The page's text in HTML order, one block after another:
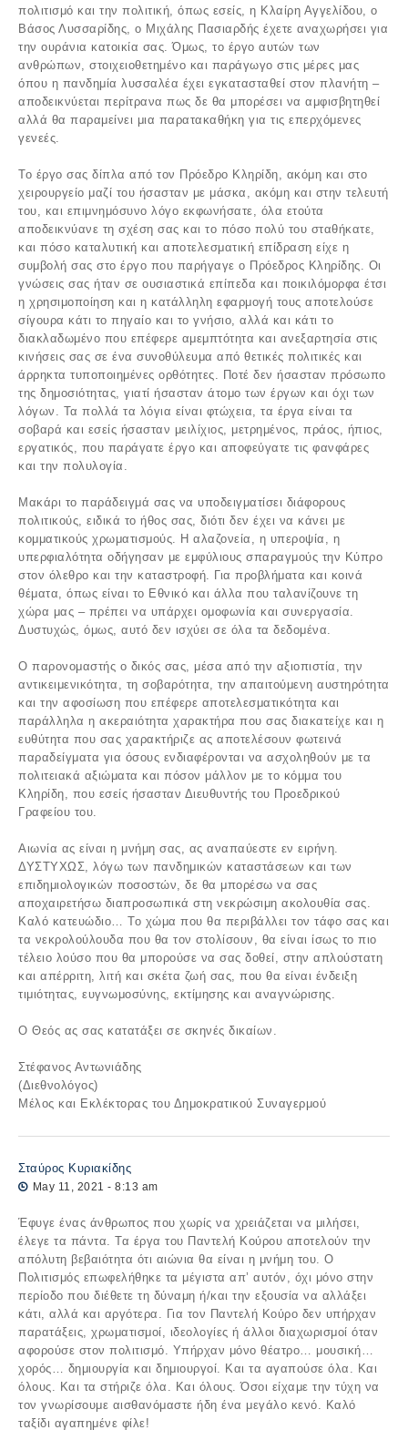
πολιτισμό και την πολιτική, όπως εσείς, η Κλαίρη Αγγελίδου, ο
Βάσος Λυσσαρίδης, ο Μιχάλης Πασιαρδής έχετε αναχωρήσει για
την ουράνια κατοικία σας. Όμως, το έργο αυτών των
ανθρώπων, στοιχειοθετημένο και παράγωγο στις μέρες μας
όπου η πανδημία λυσσαλέα έχει εγκατασταθεί στον πλανήτη –
αποδεικνύεται περίτρανα πως δε θα μπορέσει να αμφισβητηθεί
αλλά θα παραμείνει μια παρατακαθήκη για τις επερχόμενες
γενεές.
Το έργο σας δίπλα από τον Πρόεδρο Κληρίδη, ακόμη και στο
χειρουργείο μαζί του ήσασταν με μάσκα, ακόμη και στην τελευτή
του, και επιμνημόσυνο λόγο εκφωνήσατε, όλα ετούτα
αποδεικνύανε τη σχέση σας και το πόσο πολύ του σταθήκατε,
και πόσο καταλυτική και αποτελεσματική επίδραση είχε η
συμβολή σας στο έργο που παρήγαγε ο Πρόεδρος Κληρίδης. Οι
γνώσεις σας ήταν σε ουσιαστικά επίπεδα και ποικιλόμορφα έτσι
η χρησιμοποίηση και η κατάλληλη εφαρμογή τους αποτελούσε
σίγουρα κάτι το πηγαίο και το γνήσιο, αλλά και κάτι το
διακλαδωμένο που επέφερε αμεμπτότητα και ανεξαρτησία στις
κινήσεις σας σε ένα συνοθύλευμα από θετικές πολιτικές και
άρρηκτα τυποποιημένες ορθότητες. Ποτέ δεν ήσασταν πρόσωπο
της δημοσιότητας, γιατί ήσασταν άτομο των έργων και όχι των
λόγων. Τα πολλά τα λόγια είναι φτώχεια, τα έργα είναι τα
σοβαρά και εσείς ήσασταν μειλίχιος, μετρημένος, πράος, ήπιος,
εργατικός, που παράγατε έργο και αποφεύγατε τις φανφάρες
και την πολυλογία.
Μακάρι το παράδειγμά σας να υποδειγματίσει διάφορους
πολιτικούς, ειδικά το ήθος σας, διότι δεν έχει να κάνει με
κομματικούς χρωματισμούς. Η αλαζονεία, η υπεροψία, η
υπερφιαλότητα οδήγησαν με εμφύλιους σπαραγμούς την Κύπρο
στον όλεθρο και την καταστροφή. Για προβλήματα και κοινά
θέματα, όπως είναι το Εθνικό και άλλα που ταλανίζουνε τη
χώρα μας – πρέπει να υπάρχει ομοφωνία και συνεργασία.
Δυστυχώς, όμως, αυτό δεν ισχύει σε όλα τα δεδομένα.
Ο παρονομαστής ο δικός σας, μέσα από την αξιοπιστία, την
αντικειμενικότητα, τη σοβαρότητα, την απαιτούμενη αυστηρότητα
και την αφοσίωση που επέφερε αποτελεσματικότητα και
παράλληλα η ακεραιότητα χαρακτήρα που σας διακατείχε και η
ευθύτητα που σας χαρακτήριζε ας αποτελέσουν φωτεινά
παραδείγματα για όσους ενδιαφέρονται να ασχοληθούν με τα
πολιτειακά αξιώματα και πόσον μάλλον με το κόμμα του
Κληρίδη, που εσείς ήσασταν Διευθυντής του Προεδρικού
Γραφείου του.
Αιωνία ας είναι η μνήμη σας, ας αναπαύεστε εν ειρήνη.
ΔΥΣΤΥΧΩΣ, λόγω των πανδημικών καταστάσεων και των
επιδημιολογικών ποσοστών, δε θα μπορέσω να σας
αποχαιρετήσω διαπροσωπικά στη νεκρώσιμη ακολουθία σας.
Καλό κατευώδιο… Το χώμα που θα περιβάλλει τον τάφο σας και
τα νεκρολούλουδα που θα τον στολίσουν, θα είναι ίσως το πιο
τέλειο λούσο που θα μπορούσε να σας δοθεί, στην απλούστατη
και απέρριτη, λιτή και σκέτα ζωή σας, που θα είναι ένδειξη
τιμιότητας, ευγνωμοσύνης, εκτίμησης και αναγνώρισης.
Ο Θεός ας σας κατατάξει σε σκηνές δικαίων.
Στέφανος Αντωνιάδης
(Διεθνολόγος)
Μέλος και Εκλέκτορας του Δημοκρατικού Συναγερμού
Σταύρος Κυριακίδης
May 11, 2021 - 8:13 am
Έφυγε ένας άνθρωπος που χωρίς να χρειάζεται να μιλήσει,
έλεγε τα πάντα. Τα έργα του Παντελή Κούρου αποτελούν την
απόλυτη βεβαιότητα ότι αιώνια θα είναι η μνήμη του. Ο
Πολιτισμός επωφελήθηκε τα μέγιστα απ’ αυτόν, όχι μόνο στην
περίοδο που διέθετε τη δύναμη ή/και την εξουσία να αλλάξει
κάτι, αλλά και αργότερα. Για τον Παντελή Κούρο δεν υπήρχαν
παρατάξεις, χρωματισμοί, ιδεολογίες ή άλλοι διαχωρισμοί όταν
αφορούσε στον πολιτισμό. Υπήρχαν μόνο θέατρο… μουσική…
χορός… δημιουργία και δημιουργοί. Και τα αγαπούσε όλα. Και
όλους. Και τα στήριζε όλα. Και όλους. Όσοι είχαμε την τύχη να
τον γνωρίσουμε αισθανόμαστε ήδη ένα μεγάλο κενό. Καλό
ταξίδι αγαπημένε φίλε!